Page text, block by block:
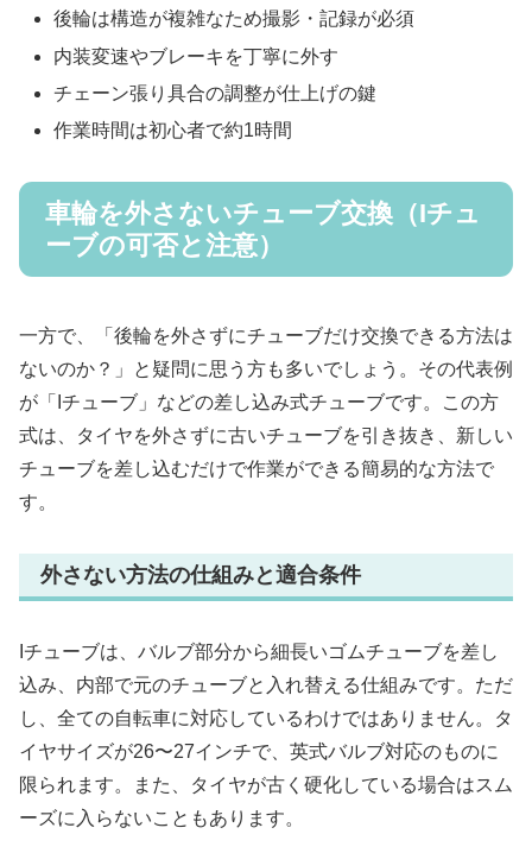
後輪は構造が複雑なため撮影・記録が必須
内装変速やブレーキを丁寧に外す
チェーン張り具合の調整が仕上げの鍵
作業時間は初心者で約1時間
車輪を外さないチューブ交換（Iチュ
ーブの可否と注意）
一方で、「後輪を外さずにチューブだけ交換できる方法は
ないのか？」と疑問に思う方も多いでしょう。その代表例
が「Iチューブ」などの差し込み式チューブです。この方
式は、タイヤを外さずに古いチューブを引き抜き、新しい
チューブを差し込むだけで作業ができる簡易的な方法で
す。
外さない方法の仕組みと適合条件
Iチューブは、バルブ部分から細長いゴムチューブを差し
込み、内部で元のチューブと入れ替える仕組みです。ただ
し、全ての自転車に対応しているわけではありません。タ
イヤサイズが26〜27インチで、英式バルブ対応のものに
限られます。また、タイヤが古く硬化している場合はスム
ーズに入らないこともあります。